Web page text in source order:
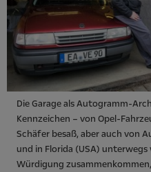
Die Garage als Autogramm-
Kennzeichen – von Opel-
Schäfer besaß, aber auch von
und in Florida (USA)
Würdigung